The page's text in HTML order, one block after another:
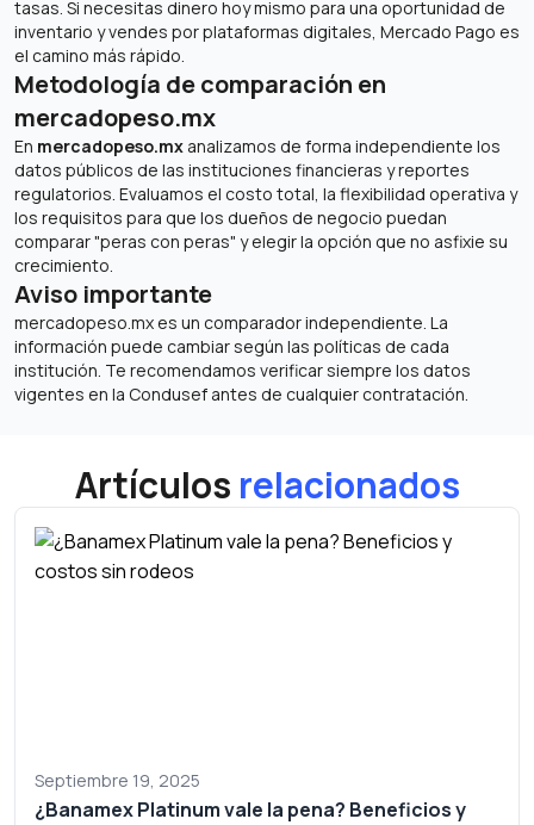
tasas. Si necesitas dinero hoy mismo para una oportunidad de
inventario y vendes por plataformas digitales, Mercado Pago es
el camino más rápido.
Metodología de comparación en
mercadopeso.mx
En mercadopeso.mx analizamos de forma independiente los
datos públicos de las instituciones financieras y reportes
regulatorios. Evaluamos el costo total, la flexibilidad operativa y
los requisitos para que los dueños de negocio puedan
comparar "peras con peras" y elegir la opción que no asfixie su
crecimiento.
Aviso importante
mercadopeso.mx es un comparador independiente. La
información puede cambiar según las políticas de cada
institución. Te recomendamos verificar siempre los datos
vigentes en la Condusef antes de cualquier contratación.
Artículos relacionados
Septiembre 19, 2025
¿Banamex Platinum vale la pena? Beneficios y